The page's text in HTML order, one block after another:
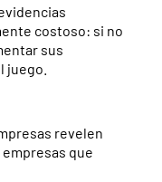
costoso: si no
sus
juego.
revelen
que